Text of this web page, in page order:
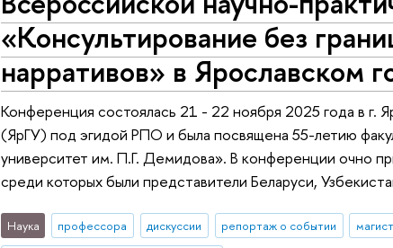
«Консультирование без
нарративов» в Ярославском
Конференция состоялась 21 - 22 ноября 2025 года в г.
(ЯрГУ) под эгидой РПО и была посвящена 55-летию
университет им. П.Г. Демидова». В конференции очно
среди которых были представители Беларуси,
Наука профессора дискуссии репортаж о событии